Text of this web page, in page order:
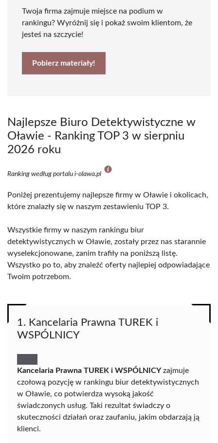
Twoja firma zajmuje miejsce na podium w
rankingu? Wyróżnij się i pokaż swoim klientom, że
jesteś na szczycie!
Pobierz materiały!
Najlepsze Biuro Detektywistyczne w
Oławie - Ranking TOP 3 w sierpniu
2026 roku
Ranking według portalu i-olawa.pl
Poniżej prezentujemy najlepsze firmy w Oławie i okolicach,
które znalazły się w naszym zestawieniu TOP 3.
Wszystkie firmy w naszym rankingu biur
detektywistycznych w Oławie, zostały przez nas starannie
wyselekcjonowane, zanim trafiły na poniższą listę.
Wszystko po to, aby znaleźć oferty najlepiej odpowiadające
Twoim potrzebom.
1. Kancelaria Prawna TUREK i
WSPÓLNICY
Kancelaria Prawna TUREK i WSPÓLNICYzajmuje
czołową pozycję w rankingu biur detektywistycznych
w Oławie, co potwierdza wysoką jakość
świadczonych usług. Taki rezultat świadczy o
skuteczności działań oraz zaufaniu, jakim obdarzają ją
klienci.